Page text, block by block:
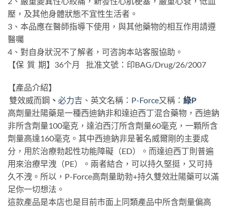
壓，及其他身體狀態不宜性生活者。
3、本品應在醫師指導下使用，與其他藥物的相互作用請遵
醫囑
4、對自身狀況不了解者，可咨詢本站客服協助。
【保 質 期】36个月 批准文號：印BAG/Drug/26/2007
【產品介紹】
雙效威而鋼 、 必力吉 、英文名稱： P-Force又稱： 綠P
高劑量壯陽藥是一種西迪鈉非和達迫西丁混合藥物，西迪鈉
非所含劑量100毫克，達泊西汀所含劑量60毫克，一顆所含
劑量高達160毫克。其中西迪鈉非是著名威爾剛的主要成
分，用於治療勃起性功能障礙（ED）。而達迫西丁則普遍
用來治療早洩（PE）。兩者結合，可以持久堅挺，又可持
久不洩。所以，P-Force高劑量助勃+持久雙效壯陽藥可以滿
足你一切想法。
這款產品是本店也是目前市面上同類產品中所含劑量偏高